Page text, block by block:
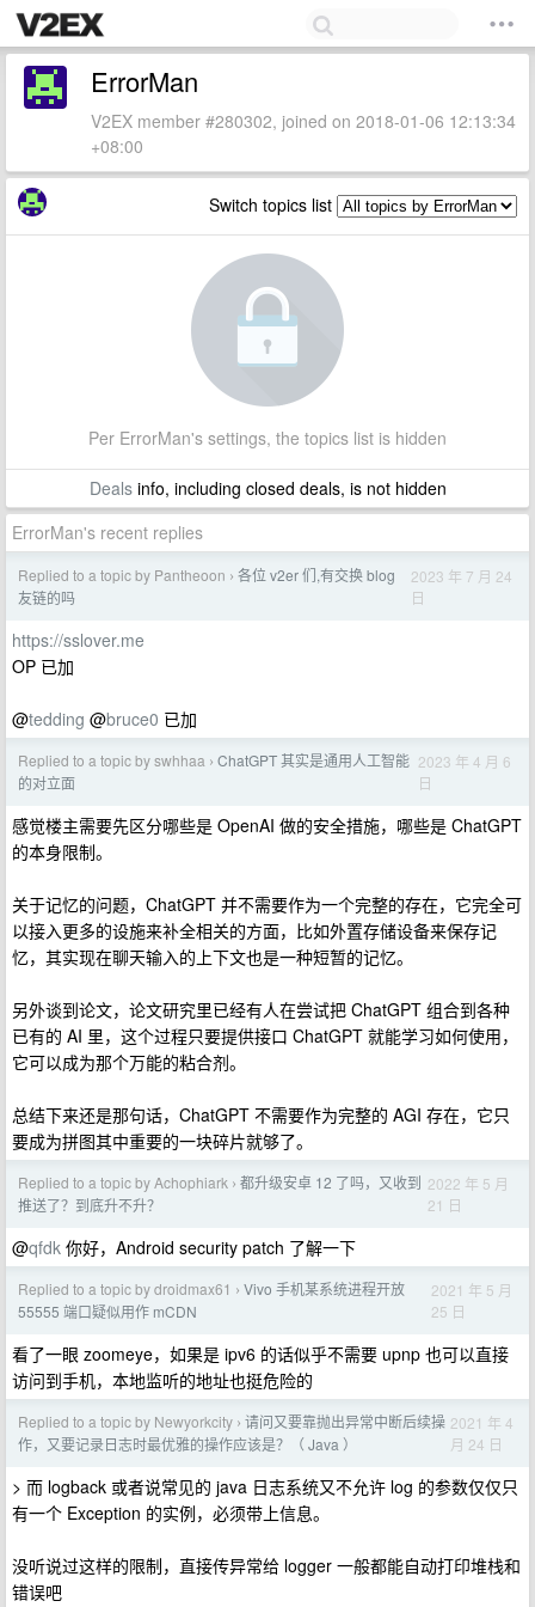
ErrorMan
V2EX member #280302, joined on 2018-01-06 12:13:34
+08:00
Switch topics list
Per ErrorMan's settings, the topics list is hidden
Dealsinfo, including closed deals, is not hidden
ErrorMan's recent replies
Replied to a topic by Pantheoon › 各位 v2er 们,有交换 blog
友链的吗
2023 年 7 月 24
日
https://sslover.me
OP 已加
@tedding @bruce0 已加
Replied to a topic by swhhaa › ChatGPT 其实是通用人工智能
的对立面
2023 年 4 月 6
日
感觉楼主需要先区分哪些是 OpenAI 做的安全措施，哪些是 ChatGPT
的本身限制。
关于记忆的问题，ChatGPT 并不需要作为一个完整的存在，它完全可
以接入更多的设施来补全相关的方面，比如外置存储设备来保存记
忆，其实现在聊天输入的上下文也是一种短暂的记忆。
另外谈到论文，论文研究里已经有人在尝试把 ChatGPT 组合到各种
已有的 AI 里，这个过程只要提供接口 ChatGPT 就能学习如何使用，
它可以成为那个万能的粘合剂。
总结下来还是那句话，ChatGPT 不需要作为完整的 AGI 存在，它只
要成为拼图其中重要的一块碎片就够了。
Replied to a topic by Achophiark › 都升级安卓 12 了吗，又收到
推送了？到底升不升？
2022 年 5 月
21 日
@qfdk 你好，Android security patch 了解一下
Replied to a topic by droidmax61 › Vivo 手机某系统进程开放
55555 端口疑似用作 mCDN
2021 年 5 月
25 日
看了一眼 zoomeye，如果是 ipv6 的话似乎不需要 upnp 也可以直接
访问到手机，本地监听的地址也挺危险的
Replied to a topic by Newyorkcity › 请问又要靠抛出异常中断后续操
作，又要记录日志时最优雅的操作应该是？（ Java ）
2021 年 4
月 24 日
> 而 logback 或者说常见的 java 日志系统又不允许 log 的参数仅仅只
有一个 Exception 的实例，必须带上信息。
没听说过这样的限制，直接传异常给 logger 一般都能自动打印堆栈和
错误吧